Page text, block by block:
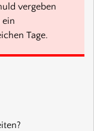
vergeben
ein
Tage.